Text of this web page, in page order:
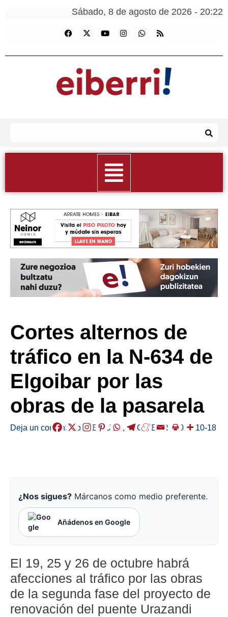
Sábado, 8 de agosto de 2026 - 20:22
Cortes alternos de
tráfico en la N-634 de
Elgoibar por las
obras de la pasarela
Deja un comentario /ABISUAK , ELGOIBAR /2024-10-18
¿Nos sigues? Márcanos como medio preferente.
Añádenos en Google
El 19, 25 y 26 de octubre habrá
afecciones al tráfico por las obras
de la segunda fase del proyecto de
renovación del puente Urazandi